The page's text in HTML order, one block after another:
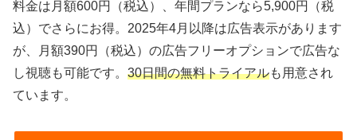
料金は月額600円（税込）、年間プランなら5,900円（税
込）でさらにお得。2025年4月以降は広告表示があります
が、月額390円（税込）の広告フリーオプションで広告な
し視聴も可能です。 30日間の無料トライアルも用意され
ています。